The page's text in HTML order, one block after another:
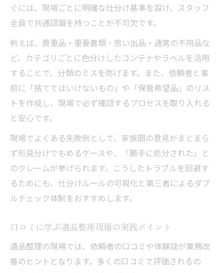
ぐには、現場ごとに明確な仕分け基準を設け、スタッフ
全員で共通認識を持つことが不可欠です。
例えば、貴重品・重要書類・思い出品・通常の不用品な
ど、カテゴリごとに色分けしたコンテナやラベルを活用
することで、分類のミスを防げます。また、依頼者と事
前に「捨ててはいけないもの」や「保管希望品」のリス
トを作成し、現場で必ず確認するプロセスを取り入れる
と安心です。
現場でよくある失敗例として、家族間の意見がまとまら
ず形見分けでもめるケースや、「勝手に処分された」と
のクレームが挙げられます。こうしたトラブルを回避す
るためにも、仕分けルールの可視化と第三者によるダブ
ルチェック体制をおすすめします。
口コミに学ぶ遺品整理現場の実践ポイント
遺品整理の現場では、依頼者の口コミや体験談が業務改
善のヒントとなります。多くの口コミで評価されるの